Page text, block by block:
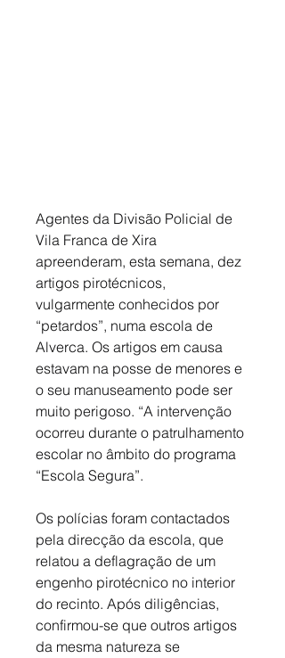
Agentes da Divisão Policial de
Vila Franca de Xira
apreenderam, esta semana, dez
artigos pirotécnicos,
vulgarmente conhecidos por
“petardos”, numa escola de
Alverca. Os artigos em causa
estavam na posse de menores e
o seu manuseamento pode ser
muito perigoso. “A intervenção
ocorreu durante o patrulhamento
escolar no âmbito do programa
“Escola Segura”.
Os polícias foram contactados
pela direcção da escola, que
relatou a deflagração de um
engenho pirotécnico no interior
do recinto. Após diligências,
confirmou-se que outros artigos
da mesma natureza se